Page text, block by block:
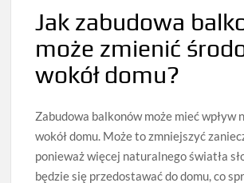
Jak zabudowa
może zmienić
wokół domu?
Zabudowa balkonów może mieć wpływ
wokół domu. Może to zmniejszyć
ponieważ więcej naturalnego światła
będzie się przedostawać do domu, co